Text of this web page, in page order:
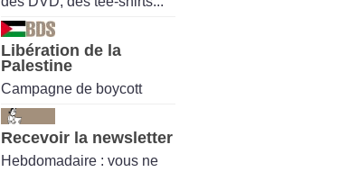
Libération de la
Palestine
Campagne de boycott
Recevoir la newsletter
Hebdomadaire : vous ne